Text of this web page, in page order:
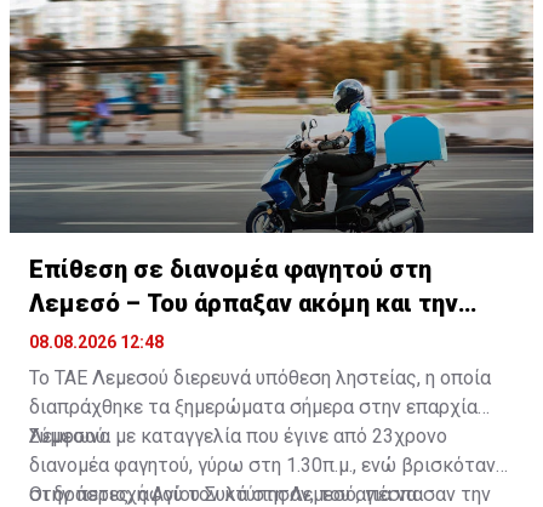
βαθμούς στα ψηλότερα ορεινά.
βόρεια παράλια και γύρω στους 29 βαθμούς στα
ψηλότερα ορεινά.
Επίθεση σε διανομέα φαγητού στη
Λεμεσό – Του άρπαξαν ακόμη και την
παραγγελία
08.08.2026 12:48
Το ΤΑΕ Λεμεσού διερευνά υπόθεση ληστείας, η οποία
διαπράχθηκε τα ξημερώματα σήμερα στην επαρχία
Λεμεσού.
Σύμφωνα με καταγγελία που έγινε από 23χρονο
διανομέα φαγητού, γύρω στη 1.30π.μ., ενώ βρισκόταν
στην περιοχή Αγίου Συλά στη Λεμεσό, για να
Οι δράστες, αφού τον κτύπησαν, του απέσπασαν την